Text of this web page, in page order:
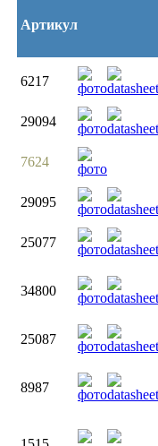
Артикул
6217
29094
7624
29095
25077
34800
25087
8987